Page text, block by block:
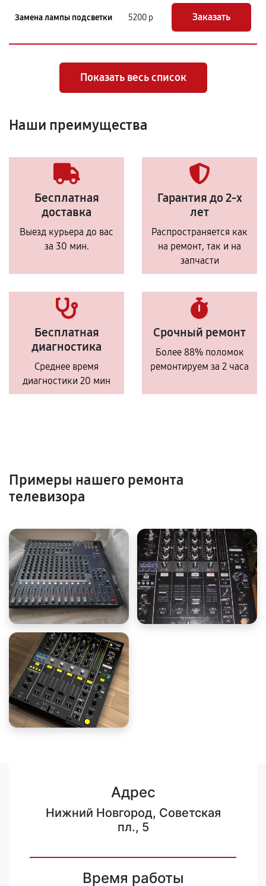
Замена лампы подсветки 5200 р Заказать
Показать весь список
Наши преимущества
Бесплатная
доставка
Выезд курьера до вас
за 30 мин.
Гарантия до 2-х
лет
Распространяется как
на ремонт, так и на
запчасти
Бесплатная
диагностика
Среднее время
диагностики 20 мин
Срочный ремонт
Более 88% поломок
ремонтируем за 2 часа
Примеры нашего ремонта
телевизора
Адрес
Нижний Новгород, Советская
пл., 5
Время работы